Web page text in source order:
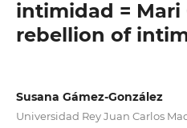
intimidad = Mari
rebellion of
Susana Gámez-González
Universidad Rey Juan Carlos